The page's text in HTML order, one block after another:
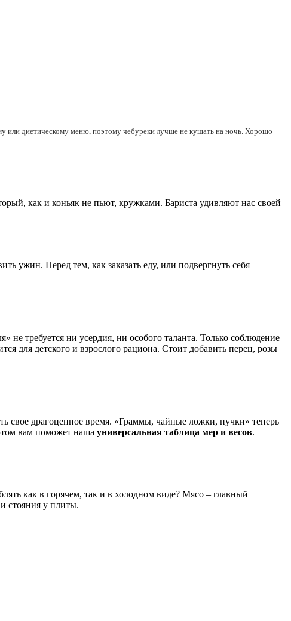
или диетическому меню, поэтому чебуреки лучше не кушать на ночь. Хорошо
как и коньяк не пьют, кружками. Бариста удивляют нас своей
ужин. Перед тем, как заказать еду, или подвергнуть себя
требуется ни усердия, ни особого таланта. Только соблюдение
для детского и взрослого рациона. Стоит добавить перец, розы
свое драгоценное время. «Граммы, чайные ложки, пучки» теперь
вам поможет наша универсальная таблица мер и весов.
как в горячем, так и в холодном виде? Мясо – главный
стояния у плиты.